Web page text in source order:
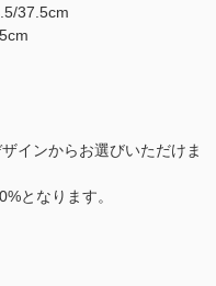
37.5cm
インからお選びいただけま
となります。